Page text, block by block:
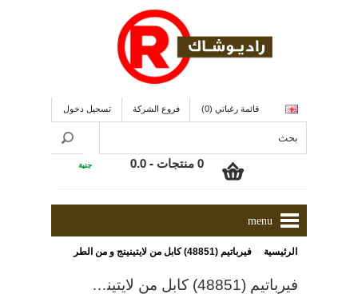
قائمة رغباتي (0) فروع الشركة تسجيل دخول
0 منتجات - 0.0 جنية
menu
الرئيسية فيرباتيم (48851) كابل من لايتينينج و من الطرف الاّخر يو إس بى للشحن و التزامن مع أجهزة التليفون المحمول و التابلت ذو طول 120 سم و لون فضى
فيرباتيم (48851) كابل من لايتينينج و من الطرف الاّخر يو إس بى للشحن و التزامن مع أجهزة التليفون المحمول و التابلت ذو طول 120 سم و لون فضى